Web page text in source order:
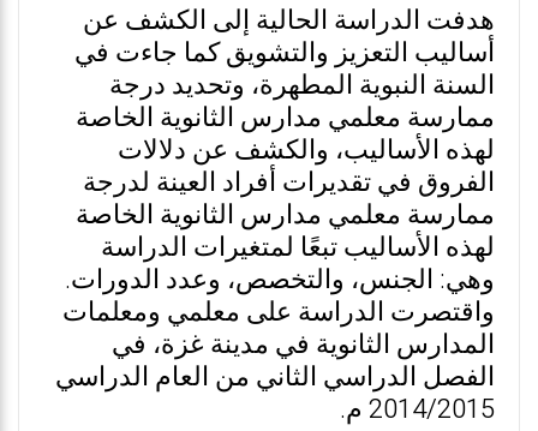
هدفت الدراسة الحالية إلى الكشف عن
أساليب التعزيز والتشويق كما جاءت في
السنة النبوية المطهرة، وتحديد درجة
ممارسة معلمي مدارس الثانوية الخاصة
لهذه الأساليب، والكشف عن دلالات
الفروق في تقديرات أفراد العينة لدرجة
ممارسة معلمي مدارس الثانوية الخاصة
لهذه الأساليب تبعًا لمتغيرات الدراسة
وهي: الجنس، والتخصص، وعدد الدورات.
واقتصرت الدراسة على معلمي ومعلمات
المدارس الثانوية في مدينة غزة، في
الفصل الدراسي الثاني من العام الدراسي
2014/2015 م.